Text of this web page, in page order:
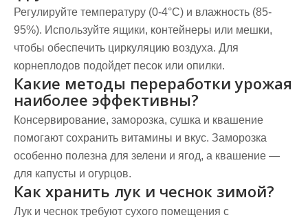
Регулируйте температуру (0-4°C) и влажность (85-
95%). Используйте ящики, контейнеры или мешки,
чтобы обеспечить циркуляцию воздуха. Для
корнеплодов подойдет песок или опилки.
Какие методы переработки урожая
наиболее эффективны?
Консервирование, заморозка, сушка и квашение
помогают сохранить витамины и вкус. Заморозка
особенно полезна для зелени и ягод, а квашение —
для капусты и огурцов.
Как хранить лук и чеснок зимой?
Лук и чеснок требуют сухого помещения с